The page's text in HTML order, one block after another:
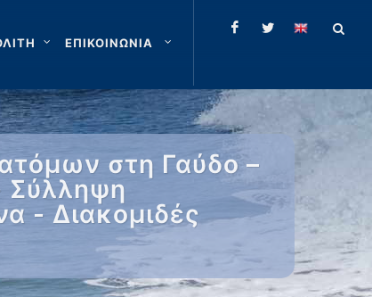
ΕΠΙΚΟΙΝΩΝΙΑ
στη Γαύδο –
Σύλληψη
- Διακομιδές